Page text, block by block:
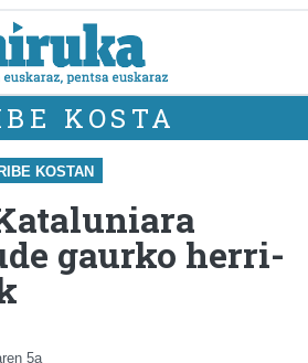
KOSTA
KOSTAN
gaurko herri-
5a